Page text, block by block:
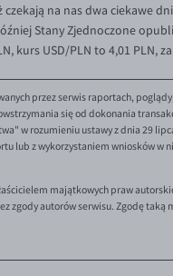
na nas dwa ciekawe
Stany Zjednoczone
kurs USD/PLN to 4,01 PLN,
przez serwis raportach,
się od dokonania
w rozumieniu ustawy z dnia 29
lub z wykorzystaniem wniosków w
majątkowych praw
zgody autorów serwisu. Zgodę taką